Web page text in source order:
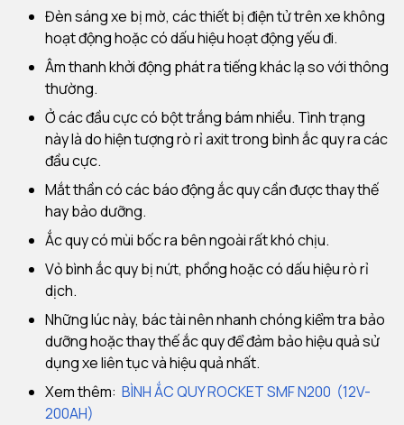
Đèn sáng xe bị mờ, các thiết bị điện tử trên xe không
hoạt động hoặc có dấu hiệu hoạt động yếu đi.
Âm thanh khởi động phát ra tiếng khác lạ so với thông
thường.
Ở các đầu cực có bột trắng bám nhiều. Tình trạng
này là do hiện tượng rò rỉ axit trong bình ắc quy ra các
đầu cực.
Mắt thần có các báo động ắc quy cần được thay thế
hay bảo dưỡng.
Ắc quy có mùi bốc ra bên ngoài rất khó chịu.
Vỏ bình ắc quy bị nứt, phồng hoặc có dấu hiệu rò rỉ
dịch.
Những lúc này, bác tài nên nhanh chóng kiểm tra bảo
dưỡng hoặc thay thế ắc quy để đảm bảo hiệu quả sử
dụng xe liên tục và hiệu quả nhất.
Xem thêm: BÌNH ẮC QUY ROCKET SMF N200 (12V-
200AH)